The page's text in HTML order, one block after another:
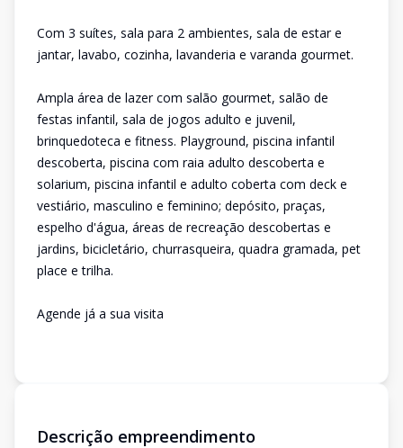
Com 3 suítes, sala para 2 ambientes, sala de estar e
jantar, lavabo, cozinha, lavanderia e varanda gourmet.
Ampla área de lazer com salão gourmet, salão de
festas infantil, sala de jogos adulto e juvenil,
brinquedoteca e fitness. Playground, piscina infantil
descoberta, piscina com raia adulto descoberta e
solarium, piscina infantil e adulto coberta com deck e
vestiário, masculino e feminino; depósito, praças,
espelho d'água, áreas de recreação descobertas e
jardins, bicicletário, churrasqueira, quadra gramada, pet
place e trilha.
Agende já a sua visita
Descrição empreendimento